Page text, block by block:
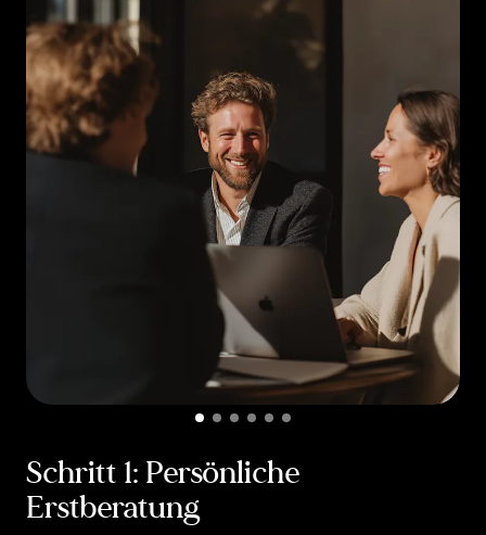
Schritt 1: Persönliche
Erstberatung